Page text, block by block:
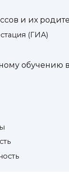
и их
(ГИА)
обучению